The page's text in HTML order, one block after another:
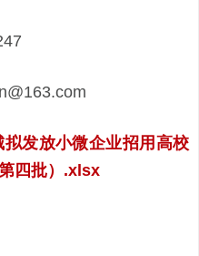
发放小微企业招用高校
四批）.xlsx